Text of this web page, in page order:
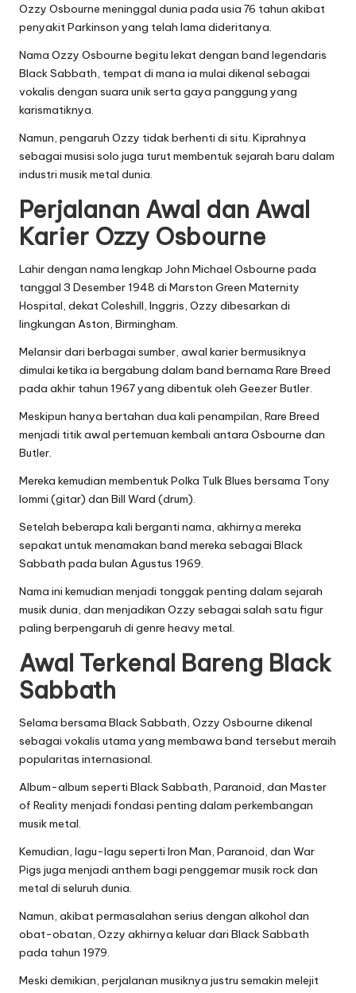
Ozzy Osbourne meninggal dunia pada usia 76 tahun akibat
penyakit Parkinson yang telah lama dideritanya.
Nama Ozzy Osbourne begitu lekat dengan band legendaris
Black Sabbath, tempat di mana ia mulai dikenal sebagai
vokalis dengan suara unik serta gaya panggung yang
karismatiknya.
Namun, pengaruh Ozzy tidak berhenti di situ. Kiprahnya
sebagai musisi solo juga turut membentuk sejarah baru dalam
industri musik metal dunia.
Perjalanan Awal dan Awal
Karier Ozzy Osbourne
Lahir dengan nama lengkap John Michael Osbourne pada
tanggal 3 Desember 1948 di Marston Green Maternity
Hospital, dekat Coleshill, Inggris, Ozzy dibesarkan di
lingkungan Aston, Birmingham.
Melansir dari berbagai sumber, awal karier bermusiknya
dimulai ketika ia bergabung dalam band bernama Rare Breed
pada akhir tahun 1967 yang dibentuk oleh Geezer Butler.
Meskipun hanya bertahan dua kali penampilan, Rare Breed
menjadi titik awal pertemuan kembali antara Osbourne dan
Butler.
Mereka kemudian membentuk Polka Tulk Blues bersama Tony
Iommi (gitar) dan Bill Ward (drum).
Setelah beberapa kali berganti nama, akhirnya mereka
sepakat untuk menamakan band mereka sebagai Black
Sabbath pada bulan Agustus 1969.
Nama ini kemudian menjadi tonggak penting dalam sejarah
musik dunia, dan menjadikan Ozzy sebagai salah satu figur
paling berpengaruh di genre heavy metal.
Awal Terkenal Bareng Black
Sabbath
Selama bersama Black Sabbath, Ozzy Osbourne dikenal
sebagai vokalis utama yang membawa band tersebut meraih
popularitas internasional.
Album-album seperti Black Sabbath, Paranoid, dan Master
of Reality menjadi fondasi penting dalam perkembangan
musik metal.
Kemudian, lagu-lagu seperti Iron Man, Paranoid, dan War
Pigs juga menjadi anthem bagi penggemar musik rock dan
metal di seluruh dunia.
Namun, akibat permasalahan serius dengan alkohol dan
obat-obatan, Ozzy akhirnya keluar dari Black Sabbath
pada tahun 1979.
Meski demikian, perjalanan musiknya justru semakin melejit